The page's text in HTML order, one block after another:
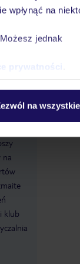
wpłynąć na
jednak
prywatności
na wszystkie
na
klub